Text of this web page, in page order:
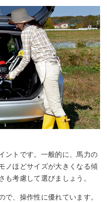
ントです。一般的に、馬力の
ノほどサイズが大きくなる傾
も考慮して選びましょう。
で、操作性に優れています。